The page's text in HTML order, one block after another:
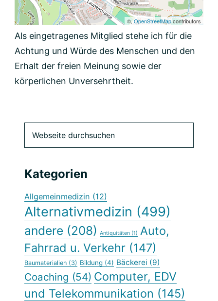
©,OpenStreetMapcontributors
Als eingetragenes Mitglied stehe ich für die
Achtung und Würde des Menschen und den
Erhalt der freien Meinung sowie der
körperlichen Unversehrtheit.
Seitenspalte
durchsuchen
Kategorien
Allgemeinmedizin (12)
Alternativmedizin (499)
andere (208) Antiquitäten (1) Auto,
Fahrrad u. Verkehr (147)
Baumaterialien (3) Bildung (4) Bäckerei (9)
Coaching (54) Computer, EDV
und Telekommunikation (145)